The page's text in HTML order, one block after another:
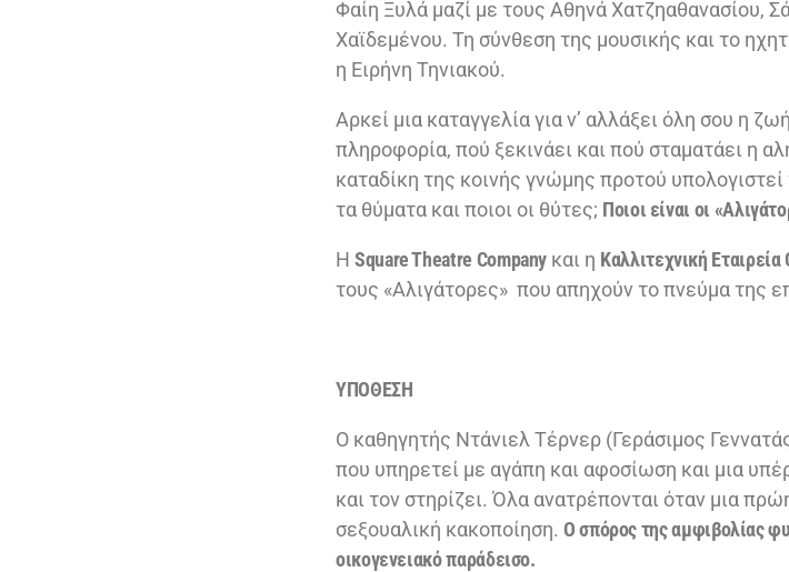
Φαίη Ξυλά μαζί με τους Αθηνά Χατζηαθανασίου,
Χαϊδεμένου. Τη σύνθεση της μουσικής και το
η Ειρήνη Τηνιακού.
Αρκεί μια καταγγελία για ν’ αλλάξει όλη σου η
πληροφορία, πού ξεκινάει και πού σταματάει η
καταδίκη της κοινής γνώμης προτού
τα θύματα και ποιοι οι θύτες; Ποιοι είναι οι
Η SquareTheatre Company και η Καλλιτεχνική Εταιρεία
τους «Αλιγάτορες» που απηχούν το πνεύμα της
ΥΠΟΘΕΣΗ
Ο καθηγητής Ντάνιελ Τέρνερ (Γεράσιμος
που υπηρετεί με αγάπη και αφοσίωση και μια
και τον στηρίζει. Όλα ανατρέπονται όταν μια
σεξουαλική κακοποίηση. Ο σπόρος της αμφιβολίας
οικογενειακό παράδεισο.